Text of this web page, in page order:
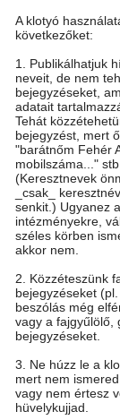
A klotyó
következőket:
1. Publikálhatjuk
neveit, de nem
bejegyzéseket,
adatait
Tehát
bejegyzést, mert
"barátnőm Fehér
mobilszáma..."
(Keresztnevek
_csak_
senkit.) Ugyanez
intézményekre,
széles körben
akkor nem.
2. Közzéteszünk
bejegyzéseket
beszólás még
vagy a fajgyűlölő,
bejegyzéseket.
3. Ne húzz le a
mert nem
vagy nem értesz
hüvelykujjad.